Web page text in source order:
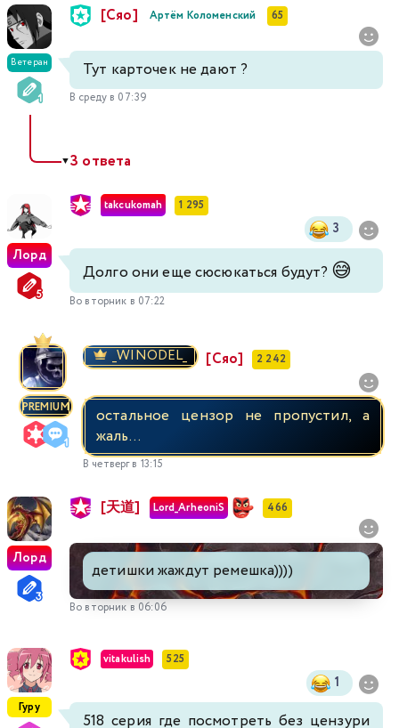
Ветеран
[Сяо] Артём Коломенский 65
Тут карточек не дают ?
В среду в 07:39
▼3 ответа
Лорд
takcukomah 1 295
3
Долго они еще сюсюкаться будут? 😅
Во вторник в 07:22
PREMIUM
_WINODEL_ [Сяо] 2 242
остальное цензор не пропустил, а
жаль...
В четверг в 13:15
Лорд
[天道] Lord_ArheoniS 466
детишки жаждут ремешка))))
Во вторник в 06:06
Гуру
vitakulish 525
1
518 серия где посмотреть без цензури